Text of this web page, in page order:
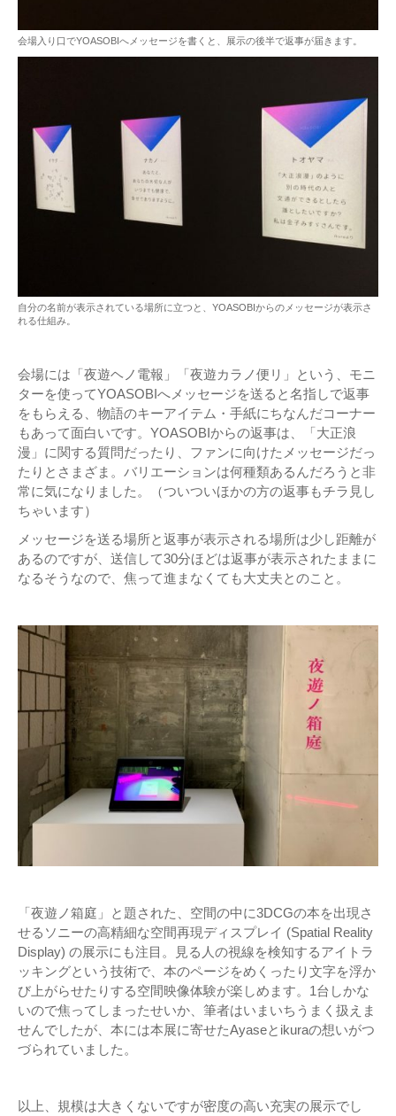
会場入り口でYOASOBIへメッセージを書くと、展示の後半で返事が届きます。
自分の名前が表示されている場所に立つと、YOASOBIからのメッセージが表示さ
れる仕組み。
会場には「夜遊ヘノ電報」「夜遊カラノ便リ」という、モニ
ターを使ってYOASOBIへメッセージを送ると名指しで返事
をもらえる、物語のキーアイテム・手紙にちなんだコーナー
もあって面白いです。YOASOBIからの返事は、「大正浪
漫」に関する質問だったり、ファンに向けたメッセージだっ
たりとさまざま。バリエーションは何種類あるんだろうと非
常に気になりました。（ついついほかの方の返事もチラ見し
ちゃいます）
メッセージを送る場所と返事が表示される場所は少し距離が
あるのですが、送信して30分ほどは返事が表示されたままに
なるそうなので、焦って進まなくても大丈夫とのこと。
「夜遊ノ箱庭」と題された、空間の中に3DCGの本を出現さ
せるソニーの⾼精細な空間再現ディスプレイ (Spatial Reality
Display) の展示にも注目。見る人の視線を検知するアイトラ
ッキングという技術で、本のページをめくったり文字を浮か
び上がらせたりする空間映像体験が楽しめます。1台しかな
いので焦ってしまったせいか、筆者はいまいちうまく扱えま
せんでしたが、本には本展に寄せたAyaseとikuraの想いがつ
づられていました。
以上、規模は大きくないですが密度の高い充実の展示でし